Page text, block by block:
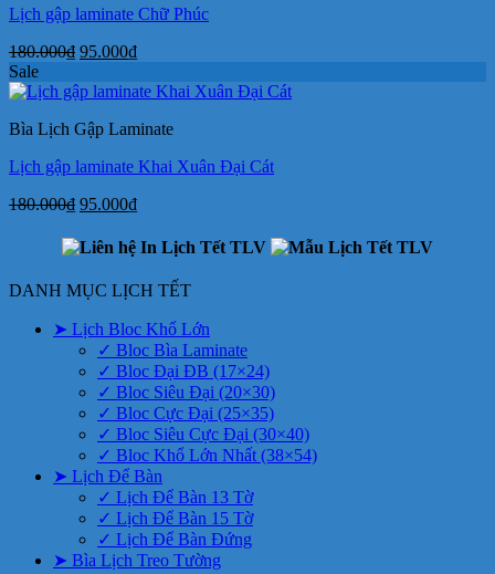
Lịch gập laminate Chữ Phúc
180.000₫ Giá
là:
95.000₫Giá
tại
95.000₫.
Sale
Bìa Lịch Gập Laminate
Lịch gập laminate Khai Xuân Đại Cát
180.000₫ Giá
là:
180.000₫.
95.000₫Giá
tại
95.000₫.
DANH MỤC LỊCH TẾT
➤ Lịch Bloc Khổ Lớn
✓ Bloc Bìa Laminate
✓ Bloc Đại ĐB (17×24)
✓ Bloc Siêu Đại (20×30)
✓ Bloc Cực Đại (25×35)
✓ Bloc Siêu Cực Đại (30×40)
✓ Bloc Khổ Lớn Nhất (38×54)
➤ Lịch Để Bàn
✓ Lịch Để Bàn 13 Tờ
✓ Lịch Để Bàn 15 Tờ
✓ Lịch Để Bàn Đứng
➤ Bìa Lịch Treo Tường